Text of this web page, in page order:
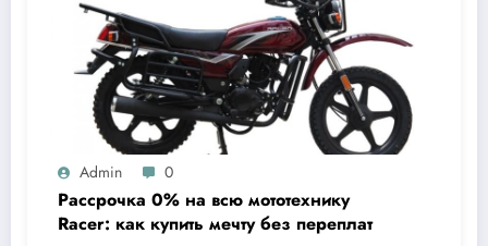
Admin 0
Рассрочка 0% на всю мототехнику
Racer: как купить мечту без переплат